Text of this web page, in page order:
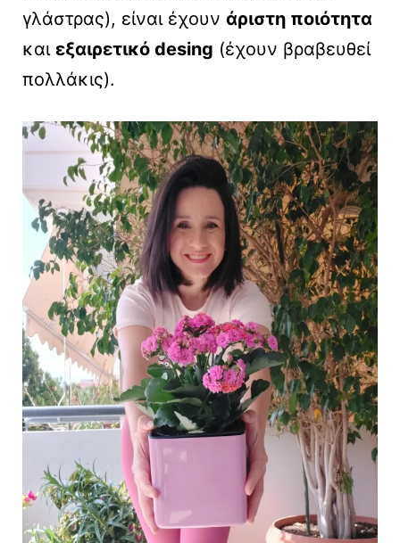
γλάστρας), είναι έχουν άριστη ποιότητα
και εξαιρετικό desing (έχουν βραβευθεί
πολλάκις).